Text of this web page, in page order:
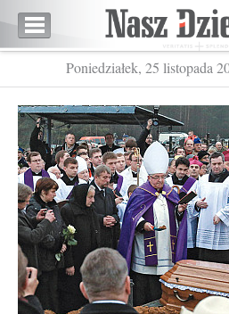
Poniedziałek, 25 listopada